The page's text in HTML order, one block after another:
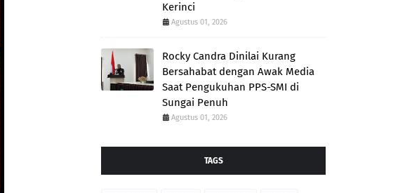
Kerinci
Agustus 01, 2026
Rocky Candra Dinilai Kurang
Bersahabat dengan Awak Media
Saat Pengukuhan PPS-SMI di
Sungai Penuh
Agustus 01, 2026
TAGS